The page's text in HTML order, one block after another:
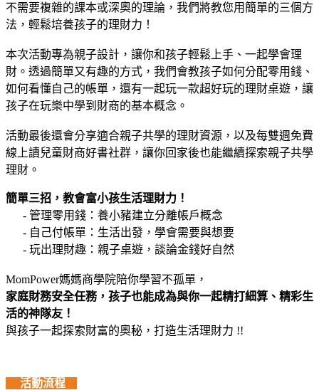
不需要複雜的課本或深奧的理論，我們將教您用簡單的三個方
法，輕鬆培養孩子的理財力！
本次活動專為親子設計，讓你和孩子輕鬆上手、一起學會理
財。透過簡單又有趣的方式，我們會教孩子如何分配零用錢、
如何看懂自己的帳單，還有一起玩一款超好玩的理財桌遊，讓
孩子在玩樂中學到財商的基本概念。
活動最後還會分享適合親子共學的理財資源，以及每雙週免費
線上讀兒童財商好書社群，讓你回家後也能繼續探索親子共學
理財。
簡單三招，教會富小孩生活理財力！
- 管理零用錢：養小豬建立分離帳戶概念
- 自己付帳單：生活出發，學會需要與想要
- 玩出理財趣：親子桌遊，談論金錢好自然
MomPower媽媽商學院陪你學習不孤單，
家庭財務安全任務，孩子也能成為與你一起精打細算、精彩生
活的神隊友！
與孩子一起探索財富的奧秘，打造生活理財力 !!
活動流程